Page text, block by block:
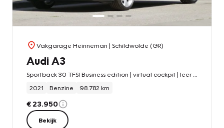
Vakgarage Heinneman | Schildwolde (GR)
Audi A3
2021
Benzine 98.782 km
€ 23.950
Bekijk